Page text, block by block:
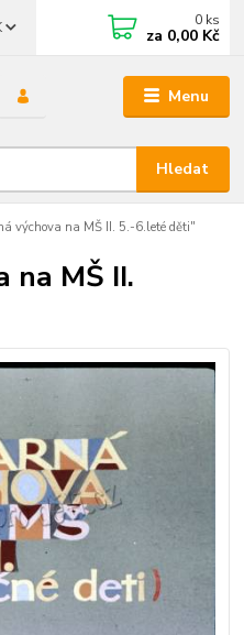
Menu
Hledat
0 ks
za 0,00 Kč
výchova na MŠ II. 5.-6.leté děti"
na MŠ II.